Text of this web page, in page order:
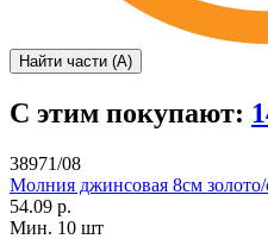
Найти части (А)
С этим покупают:
38971/08
Молния джинсовая 8см
54.09 р.
Мин. 10 шт